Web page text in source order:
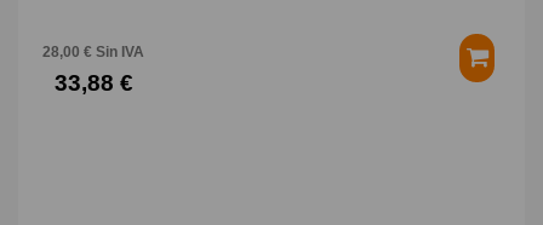
28,00 € Sin IVA
33,88 €